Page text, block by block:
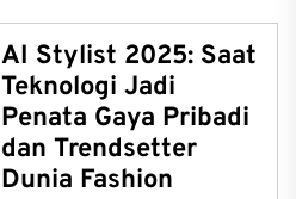
AI Stylist 2025: Saat
Teknologi Jadi
Penata Gaya Pribadi
dan Trendsetter
Dunia Fashion